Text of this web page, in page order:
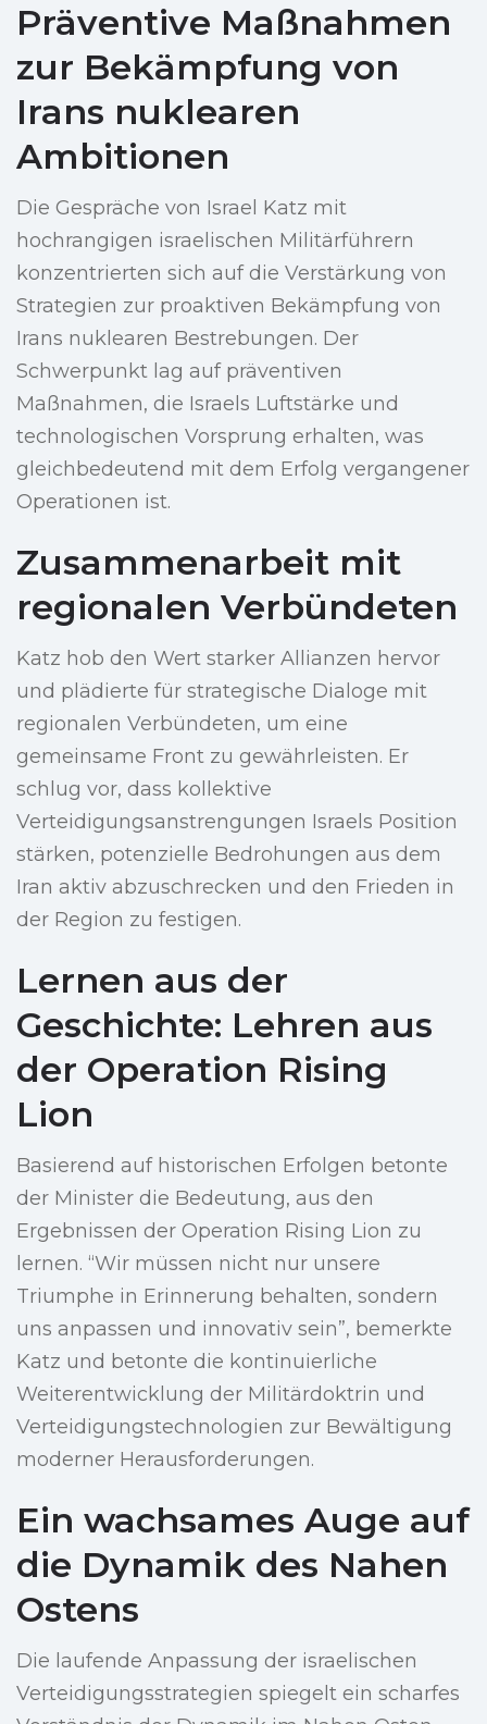
Präventive Maßnahmen
zur Bekämpfung von
Irans nuklearen
Ambitionen
Die Gespräche von Israel Katz mit
hochrangigen israelischen Militärführern
konzentrierten sich auf die Verstärkung von
Strategien zur proaktiven Bekämpfung von
Irans nuklearen Bestrebungen. Der
Schwerpunkt lag auf präventiven
Maßnahmen, die Israels Luftstärke und
technologischen Vorsprung erhalten, was
gleichbedeutend mit dem Erfolg vergangener
Operationen ist.
Zusammenarbeit mit
regionalen Verbündeten
Katz hob den Wert starker Allianzen hervor
und plädierte für strategische Dialoge mit
regionalen Verbündeten, um eine
gemeinsame Front zu gewährleisten. Er
schlug vor, dass kollektive
Verteidigungsanstrengungen Israels Position
stärken, potenzielle Bedrohungen aus dem
Iran aktiv abzuschrecken und den Frieden in
der Region zu festigen.
Lernen aus der
Geschichte: Lehren aus
der Operation Rising
Lion
Basierend auf historischen Erfolgen betonte
der Minister die Bedeutung, aus den
Ergebnissen der Operation Rising Lion zu
lernen. “Wir müssen nicht nur unsere
Triumphe in Erinnerung behalten, sondern
uns anpassen und innovativ sein”, bemerkte
Katz und betonte die kontinuierliche
Weiterentwicklung der Militärdoktrin und
Verteidigungstechnologien zur Bewältigung
moderner Herausforderungen.
Ein wachsames Auge auf
die Dynamik des Nahen
Ostens
Die laufende Anpassung der israelischen
Verteidigungsstrategien spiegelt ein scharfes